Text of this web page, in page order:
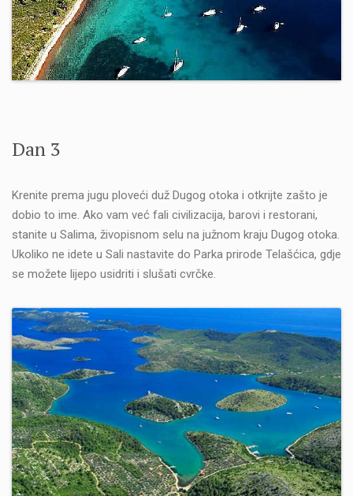
Dan 3
Krenite prema jugu ploveći duž Dugog otoka i otkrijte zašto je
dobio to ime. Ako vam već fali civilizacija, barovi i restorani,
stanite u Salima, živopisnom selu na južnom kraju Dugog otoka.
Ukoliko ne idete u Sali nastavite do Parka prirode Telašćica, gdje
se možete lijepo usidriti i slušati cvrčke.